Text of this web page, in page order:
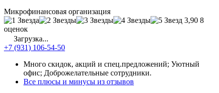
Микрофинансовая организация
3,90 8
оценок
Загрузка...
+7 (931) 106-54-50
Много скидок, акций и спец.предложений; Уютный
офис; Доброжелательные сотрудники.
Все плюсы и минусы из отзывов